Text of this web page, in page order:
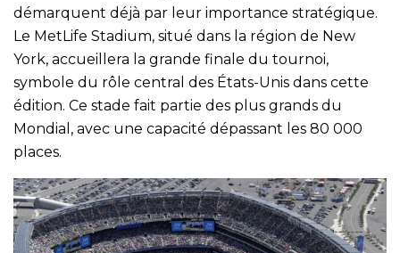
démarquent déjà par leur importance stratégique.
Le MetLife Stadium, situé dans la région de New
York, accueillera la grande finale du tournoi,
symbole du rôle central des États-Unis dans cette
édition. Ce stade fait partie des plus grands du
Mondial, avec une capacité dépassant les 80 000
places.